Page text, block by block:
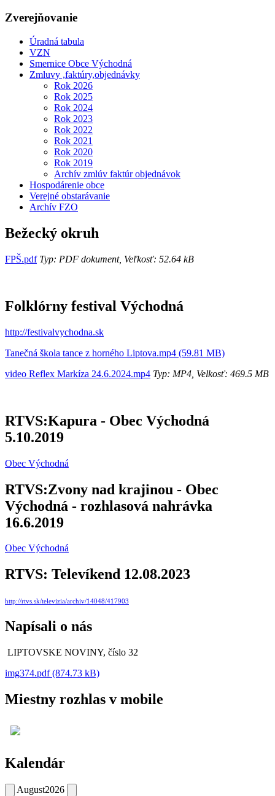
Zverejňovanie
Úradná tabula
VZN
Smernice Obce Východná
Zmluvy ,faktúry,objednávky
Rok 2026
Rok 2025
Rok 2024
Rok 2023
Rok 2022
Rok 2021
Rok 2020
Rok 2019
Archív zmlúv faktúr objednávok
Hospodárenie obce
Verejné obstarávanie
Archív FZO
Bežecký okruh
FPŠ.pdfTyp: PDF dokument, Veľkosť: 52.64 kB
Folklórny festival Východná
http://festivalvychodna.sk
Tanečná škola tance z horného Liptova.mp4 (59.81 MB)
video Reflex Markíza 24.6.2024.mp4 Typ: MP4, Velkosť: 469.5 MB
RTVS:Kapura - Obec Východná
5.10.2019
Obec Východná
RTVS:Zvony nad krajinou - Obec
Východná - rozhlasová nahrávka
16.6.2019
Obec Východná
RTVS: Televíkend 12.08.2023
http://rtvs.sk/televizia/archiv/14048/417903
Napísali o nás
LIPTOVSKE NOVINY, číslo 32
img374.pdf (874.73 kB)
Miestny rozhlas v mobile
Kalendár
August2026